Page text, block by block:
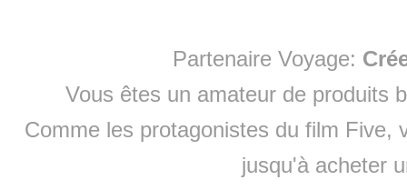
Partenaire Voyage:
Vous êtes un amateur de produits
Comme les protagonistes du film Five,
jusqu'à acheter